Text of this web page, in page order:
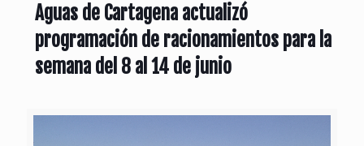
Aguas de Cartagena actualizó
programación de racionamientos para la
semana del 8 al 14 de junio